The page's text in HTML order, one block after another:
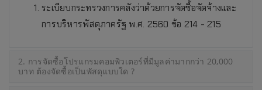
ระเบียบกระทรวงการคลังว่าด้วยการจัดซื้อจัดจ้างและ
การบริหารพัสดุภาครัฐ พ.ศ. 2560 ข้อ 214 - 215
2. การจัดซื้อโปรแกรมคอมพิวเตอร์ที่มีมูลค่ามากกว่า 20,000
บาท ต้องจัดซื้อเป็นพัสดุแบบใด ?